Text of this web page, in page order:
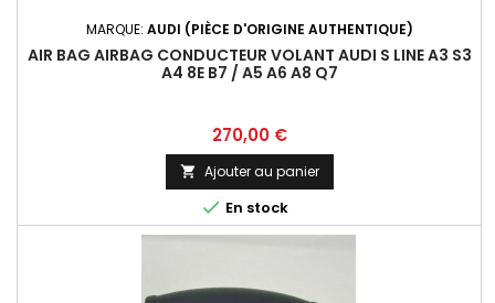
MARQUE: AUDI (PIÈCE D'ORIGINE AUTHENTIQUE)
AIR BAG AIRBAG CONDUCTEUR VOLANT AUDI S LINE A3 S3
A4 8E B7 / A5 A6 A8 Q7
Prix
270,00 €
 Ajouter au panier
 En stock